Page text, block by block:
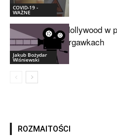
COVID-19 -
WAŻNE
Jakub Bożydar
Wiśniewski
Hollywood
drgawkach
ROZMAITOŚCI